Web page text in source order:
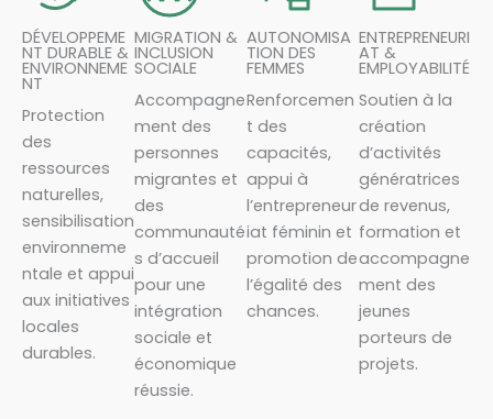
DÉVELOPPEME
NT DURABLE &
ENVIRONNEME
NT
Protection
des
ressources
naturelles,
sensibilisation
environneme
ntale et appui
aux initiatives
locales
durables.
MIGRATION &
INCLUSION
SOCIALE
Accompagne
ment des
personnes
migrantes et
des
communauté
s d’accueil
pour une
intégration
sociale et
économique
réussie.
AUTONOMISA
TION DES
FEMMES
Renforcemen
t des
capacités,
appui à
l’entrepreneur
iat féminin et
promotion de
l’égalité des
chances.
ENTREPRENEURI
AT &
EMPLOYABILITÉ
Soutien à la
création
d’activités
génératrices
de revenus,
formation et
accompagne
ment des
jeunes
porteurs de
projets.